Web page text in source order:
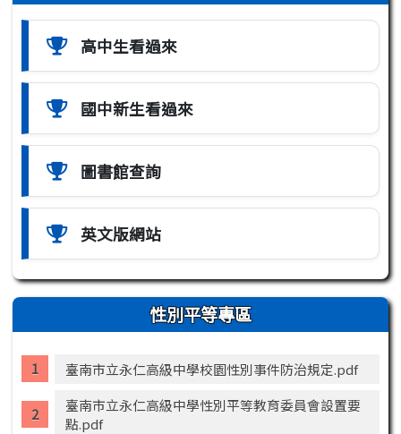
高中生看過來
國中新生看過來
圖書館查詢
英文版網站
性別平等專區
臺南市立永仁高級中學校園性別事件防治規定.pdf
臺南市立永仁高級中學性別平等教育委員會設置要
點.pdf